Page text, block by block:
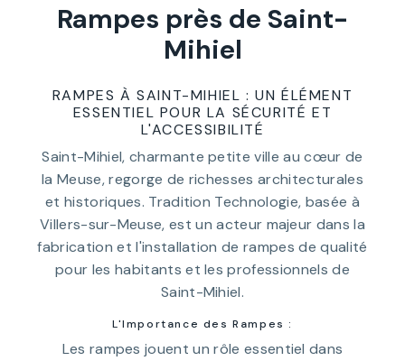
Rampes près de Saint-
Mihiel
RAMPES À SAINT-MIHIEL : UN ÉLÉMENT
ESSENTIEL POUR LA SÉCURITÉ ET
L'ACCESSIBILITÉ
Saint-Mihiel, charmante petite ville au cœur de
la Meuse, regorge de richesses architecturales
et historiques. Tradition Technologie, basée à
Villers-sur-Meuse, est un acteur majeur dans la
fabrication et l'installation de rampes de qualité
pour les habitants et les professionnels de
Saint-Mihiel.
L'Importance des Rampes :
Les rampes jouent un rôle essentiel dans